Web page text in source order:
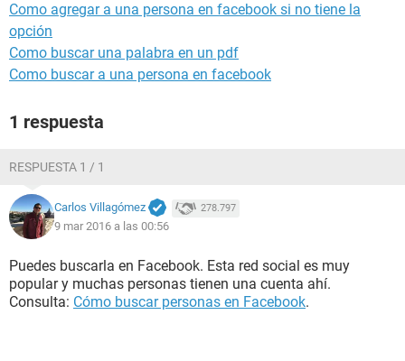
Como agregar a una persona en facebook si no tiene la
opción
Como buscar una palabra en un pdf
Como buscar a una persona en facebook
1 respuesta
RESPUESTA 1 / 1
Carlos Villagómez 278.797
9 mar 2016 a las 00:56
Puedes buscarla en Facebook. Esta red social es muy
popular y muchas personas tienen una cuenta ahí.
Consulta: Cómo buscar personas en Facebook.